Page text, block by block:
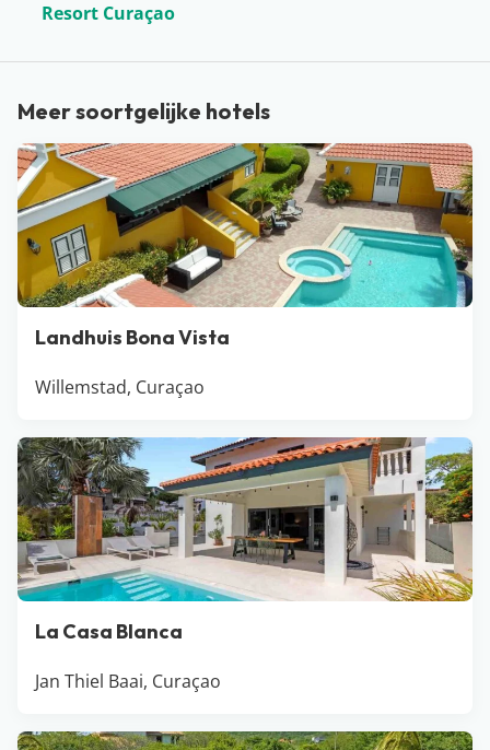
vitamine D en het thuisfront jaloers maken, wie wil dat
Resort Curaçao
Meer soortgelijke hotels
Landhuis Bona Vista
Willemstad, Curaçao
La Casa Blanca
Jan Thiel Baai, Curaçao